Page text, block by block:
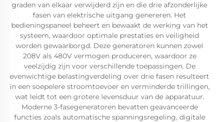
graden van elkaar verwijderd zijn en die drie afzonderlijke
fasen van elektrische uitgang genereren. Het
bedieningspaneel beheert en bewaakt de werking van het
systeem, waardoor optimale prestaties en veiligheid
worden gewaarborgd. Deze generatoren kunnen zowel
208V als 480V vermogen produceren, waardoor ze
veelzijdig zijn voor verschillende toepassingen. De
evenwichtige belastingverdeling over drie fasen resulteert
in een soepelere stroomtoevoer en verminderde trillingen,
wat leidt tot een grotere levensduur van de apparatuur.
Moderne 3-fasegeneratoren bevatten geavanceerde
functies zoals automatische spanningsregeling, digitale